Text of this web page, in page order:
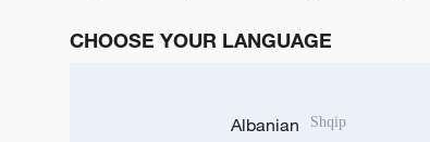
CHOOSE YOUR LANGUAGE
Albanian Shqip